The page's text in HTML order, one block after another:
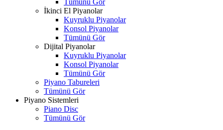
Tümünü Gör
İkinci El Piyanolar
Kuyruklu Piyanolar
Konsol Piyanolar
Tümünü Gör
Dijital Piyanolar
Kuyruklu Piyanolar
Konsol Piyanolar
Tümünü Gör
Piyano Tabureleri
Tümünü Gör
Piyano Sistemleri
Piano Disc
Tümünü Gör